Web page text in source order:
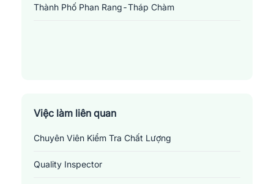
Thành Phố Phan Rang-Tháp Chàm
Việc làm liên quan
Chuyên Viên Kiểm Tra Chất Lượng
Quality Inspector